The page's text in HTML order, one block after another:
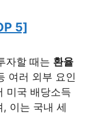
5]
자할 때는 환율
여러 외부 요인
미국 배당소득
, 이는 국내 세